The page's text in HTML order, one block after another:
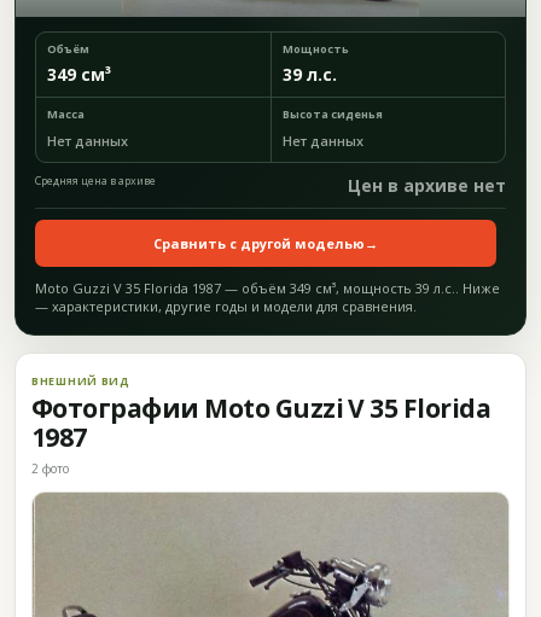
Объём
349 см³
Мощность
39 л.с.
Масса
Нет данных
Высота сиденья
Нет данных
Средняя цена в архиве Цен в архиве нет
Сравнить с другой моделью →
Moto Guzzi V 35 Florida 1987 — объём 349 см³, мощность 39 л.с.. Ниже
— характеристики, другие годы и модели для сравнения.
ВНЕШНИЙ ВИД
Фотографии Moto Guzzi V 35 Florida
1987
2 фото